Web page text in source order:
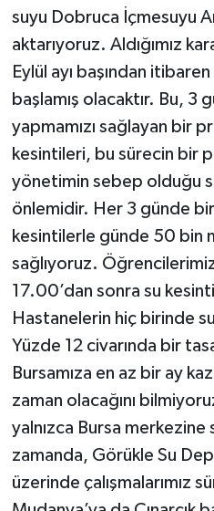
suyu Dobruca İçmesuyu
aktarıyoruz. Aldığımız
Eylül ayı başından
başlamış olacaktır. Bu, 3
yapmamızı sağlayan bir
kesintileri, bu sürecin bir
yönetimin sebep olduğu
önlemidir. Her 3 günde bir
kesintilerle günde 50 bin
sağlıyoruz.
17.00’dan sonra su
Hastanelerin hiç birinde
Yüzde 12 civarında bir
Bursamıza en az bir ay
zaman olacağını
yalnızca Bursa merkezine
zamanda, Görükle Su
üzerinde çalışmalarımız